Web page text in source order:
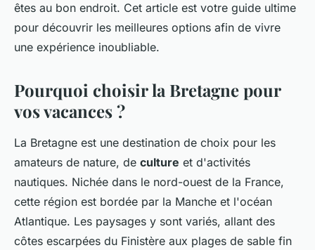
Mohamed•27 juin 2024•8 min de lecture
êtes au bon endroit. Cet article est votre guide ultime
pour découvrir les meilleures options afin de vivre
une expérience inoubliable.
Pourquoi choisir la Bretagne pour
vos vacances ?
La Bretagne est une destination de choix pour les
amateurs de nature, de culture et d'activités
nautiques. Nichée dans le nord-ouest de la France,
cette région est bordée par la Manche et l'océan
Atlantique. Les paysages y sont variés, allant des
côtes escarpées du Finistère aux plages de sable fin